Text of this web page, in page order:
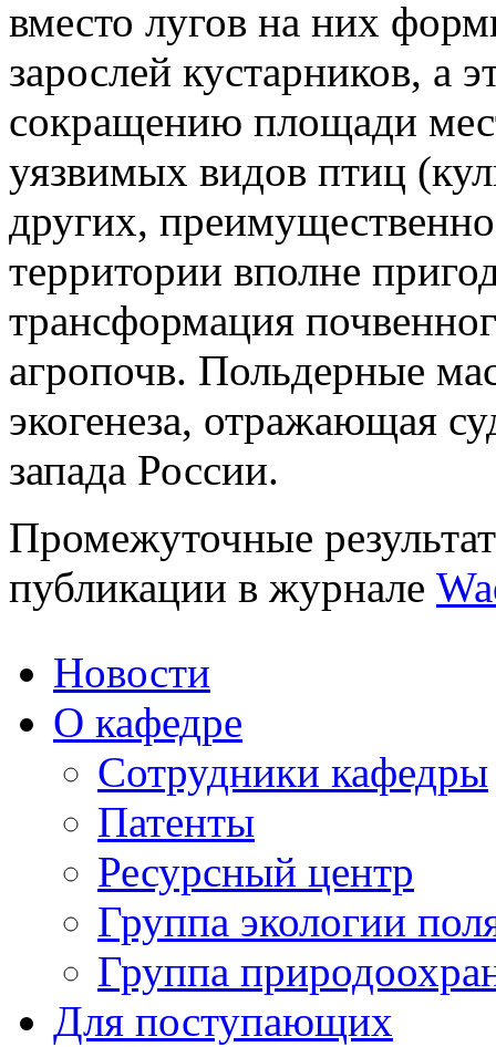
вместо лугов на них
зарослей кустарников, а
сокращению площади
уязвимых видов птиц
других,
территории вполне
трансформация
агропочв. Польдерные
экогенеза, отражающая
запада России.
Промежуточные
публикации в журнале
Новости
О кафедре
Сотрудники кафедры
Патенты
Ресурсный центр
Группа экологии
Группа
Для поступающих